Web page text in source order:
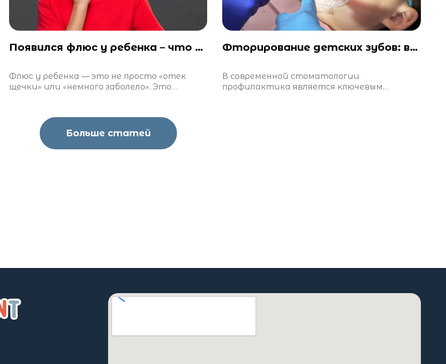
Появился флюс у ребенка – что делать?
Флюс у ребенка — это не просто «отек
щечки» или «немного заболело». Это
Фторирование детских зубов: вопросы и ответы
В современной стоматологии
профилактика является ключевым
Больше статей